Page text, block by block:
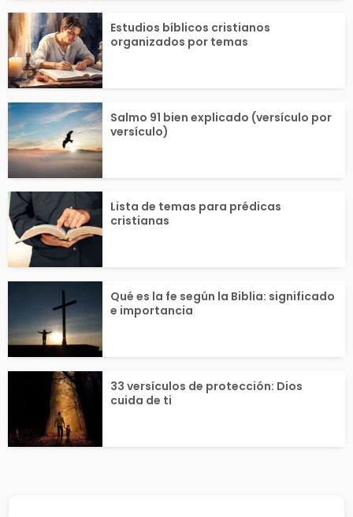
Estudios bíblicos cristianos
organizados por temas
Salmo 91 bien explicado (versículo por
versículo)
Lista de temas para prédicas
cristianas
Qué es la fe según la Biblia: significado
e importancia
33 versículos de protección: Dios
cuida de ti